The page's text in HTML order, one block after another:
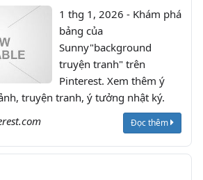
1 thg 1, 2026 - Khám phá
bảng của
Sunny"background
truyện tranh" trên
Pinterest. Xem thêm ý
truyện tranh, ý tưởng nhật ký.
Đọc thêm